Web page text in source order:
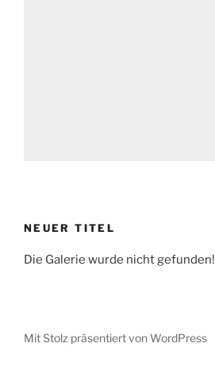
NEUER TITEL
Die Galerie wurde nicht gefunden!
Mit Stolz präsentiert von WordPress